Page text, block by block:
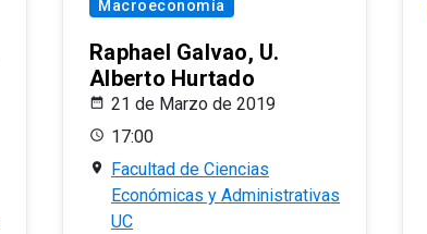
Macroeconomía
Raphael Galvao, U.
Alberto Hurtado
21 de Marzo de 2019
17:00
Facultad de Ciencias
Económicas y Administrativas
UC